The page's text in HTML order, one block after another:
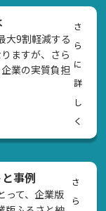
大9割軽減する
ますが、さら
業の実質負担
さ
ら
に
詳
し
く
事例
って、企業版
さ
ら